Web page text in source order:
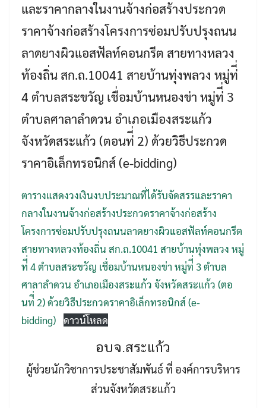
Search
for:
Search
และราคากลางในงานจ้างก่อสร้างประกวด
ราคาจ้างก่อสร้างโครงการซ่อมปรับปรุงถนน
ลาดยางผิวแอสฟัลท์คอนกรีต สายทางหลวง
ท้องถิ่น สก.ถ.10041 สายบ้านทุ่งพลวง หมู่ท่ี่
4 ตำบลสระขวัญ เชื่อมบ้านหนองข่า หมู่ท่ี่ 3
ตำบลศาลาลำดวน อำเภอเมืองสระแก้ว
จังหวัดสระแก้ว (ตอนท่ี่ 2) ด้วยวิธีประกวด
ราคาอิเล็กทรอนิกส์ (e-bidding)
ตารางแสดงวงเงินงบประมาณที่ได้รับจัดสรรและราคา
กลางในงานจ้างก่อสร้างประกวดราคาจ้างก่อสร้าง
โครงการซ่อมปรับปรุงถนนลาดยางผิวแอสฟัลท์คอนกรีต
สายทางหลวงท้องถิ่น สก.ถ.10041 สายบ้านทุ่งพลวง หมู่
ท่ี่ 4 ตำบลสระขวัญ เชื่อมบ้านหนองข่า หมู่ท่ี่ 3 ตำบล
ศาลาลำดวน อำเภอเมืองสระแก้ว จังหวัดสระแก้ว (ตอ
นท่ี่ 2) ด้วยวิธีประกวดราคาอิเล็กทรอนิกส์ (e-
bidding) ดาวน์โหลด
อบจ.สระแก้ว
ผู้ช่วยนักวิชาการประชาสัมพันธ์ ที่ องค์การบริหาร
ส่วนจังหวัดสระแก้ว